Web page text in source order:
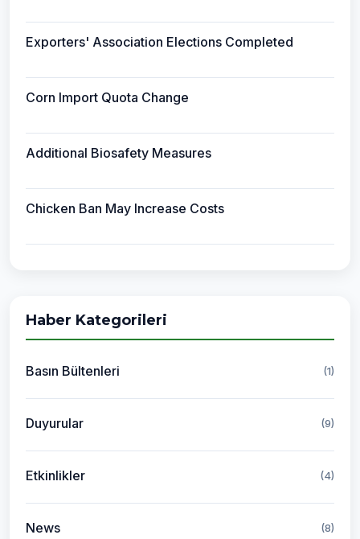
Exporters' Association Elections Completed
Corn Import Quota Change
Additional Biosafety Measures
Chicken Ban May Increase Costs
Haber Kategorileri
Basın Bültenleri (1)
Duyurular (9)
Etkinlikler (4)
News (8)